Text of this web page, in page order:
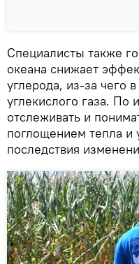
Специалисты также
океана снижает
углерода, из-за чего
углекислого газа. По
отслеживать и
поглощением тепла и
последствия